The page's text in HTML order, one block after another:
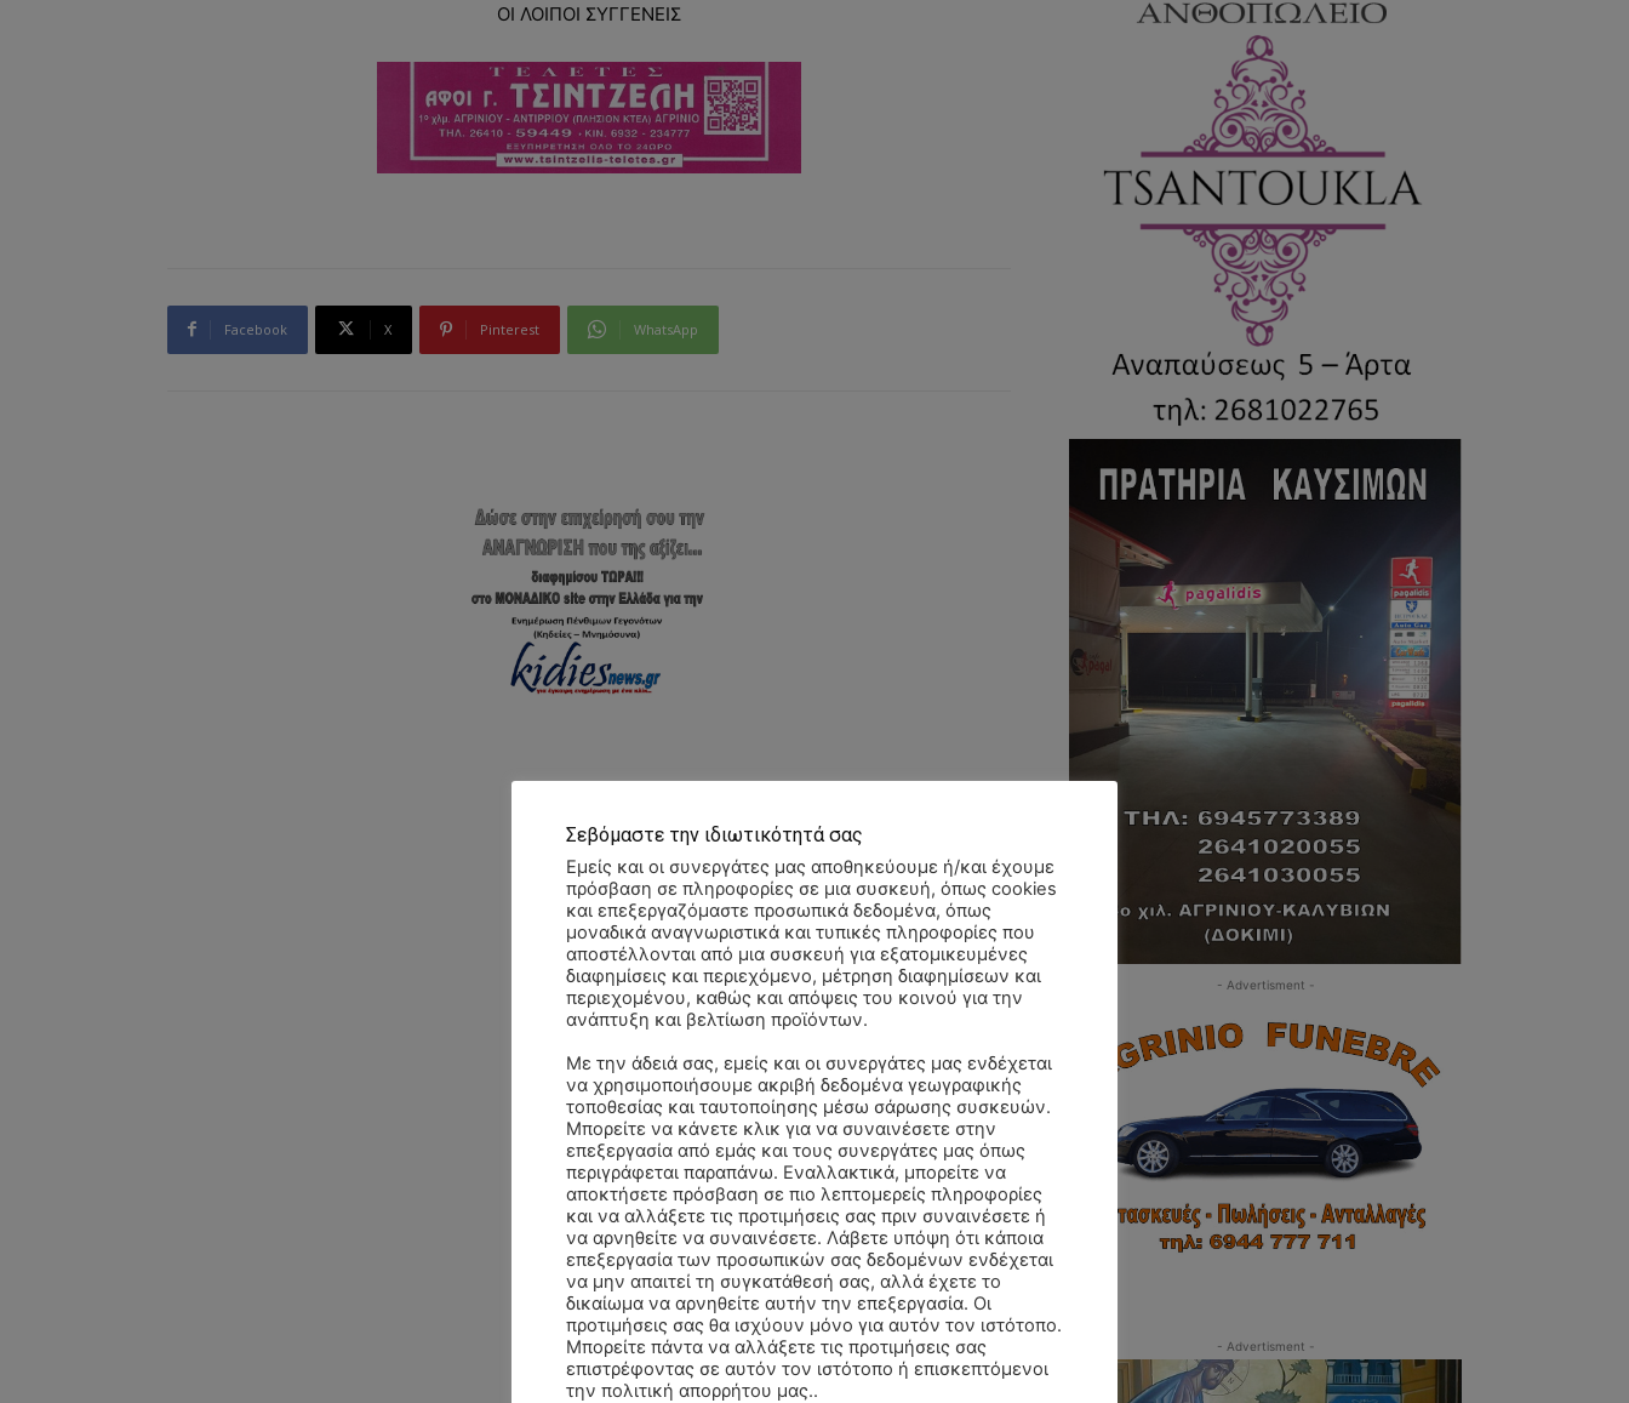
ΟΙ ΛΟΙΠΟΙ ΣΥΓΓΕΝΕΙΣ
Facebook X Pinterest WhatsApp
- Advertisment -
- Advertisment -
Σεβόμαστε την ιδιωτικότητά σας
Εμείς και οι συνεργάτες μας αποθηκεύουμε ή/και έχουμε
πρόσβαση σε πληροφορίες σε μια συσκευή, όπως cookies
και επεξεργαζόμαστε προσωπικά δεδομένα, όπως
μοναδικά αναγνωριστικά και τυπικές πληροφορίες που
αποστέλλονται από μια συσκευή για εξατομικευμένες
διαφημίσεις και περιεχόμενο, μέτρηση διαφημίσεων και
περιεχομένου, καθώς και απόψεις του κοινού για την
ανάπτυξη και βελτίωση προϊόντων.
Με την άδειά σας, εμείς και οι συνεργάτες μας ενδέχεται
να χρησιμοποιήσουμε ακριβή δεδομένα γεωγραφικής
τοποθεσίας και ταυτοποίησης μέσω σάρωσης συσκευών.
Μπορείτε να κάνετε κλικ για να συναινέσετε στην
επεξεργασία από εμάς και τους συνεργάτες μας όπως
περιγράφεται παραπάνω. Εναλλακτικά, μπορείτε να
αποκτήσετε πρόσβαση σε πιο λεπτομερείς πληροφορίες
και να αλλάξετε τις προτιμήσεις σας πριν συναινέσετε ή
να αρνηθείτε να συναινέσετε. Λάβετε υπόψη ότι κάποια
επεξεργασία των προσωπικών σας δεδομένων ενδέχεται
να μην απαιτεί τη συγκατάθεσή σας, αλλά έχετε το
δικαίωμα να αρνηθείτε αυτήν την επεξεργασία. Οι
προτιμήσεις σας θα ισχύουν μόνο για αυτόν τον ιστότοπο.
Μπορείτε πάντα να αλλάξετε τις προτιμήσεις σας
επιστρέφοντας σε αυτόν τον ιστότοπο ή επισκεπτόμενοι
την πολιτική απορρήτου μας..